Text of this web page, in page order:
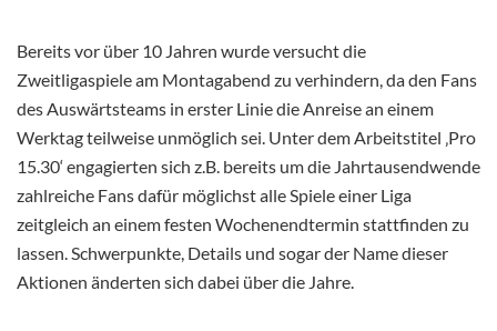
Bereits vor über 10 Jahren wurde versucht die
Zweitligaspiele am Montagabend zu verhindern, da den Fans
des Auswärtsteams in erster Linie die Anreise an einem
Werktag teilweise unmöglich sei. Unter dem Arbeitstitel ‚Pro
15.30‘ engagierten sich z.B. bereits um die Jahrtausendwende
zahlreiche Fans dafür möglichst alle Spiele einer Liga
zeitgleich an einem festen Wochenendtermin stattfinden zu
lassen. Schwerpunkte, Details und sogar der Name dieser
Aktionen änderten sich dabei über die Jahre.